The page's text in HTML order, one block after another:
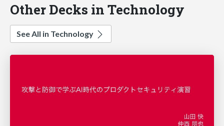
Other Decks in Technology
See All in Technology